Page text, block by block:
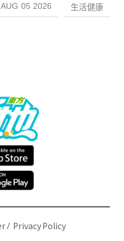
AUG 05 2026 生活健康